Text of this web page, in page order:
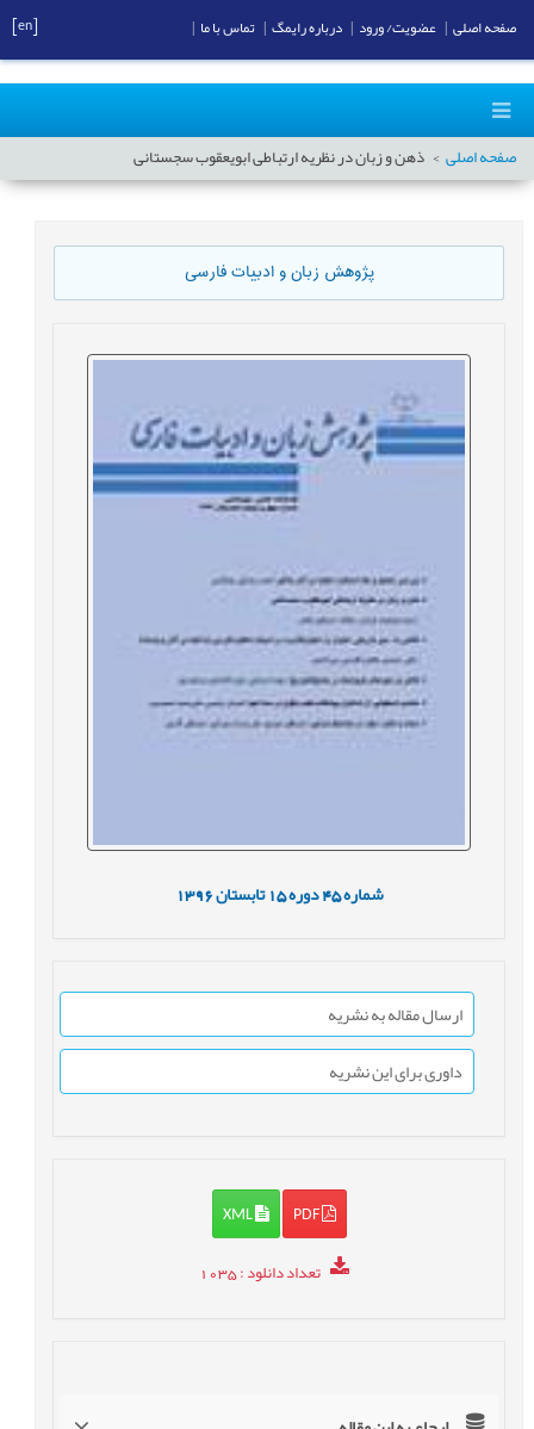
صفحه اصلی ذهن و زبان در نظریه ارتباطی ابویعقوب سجستانی
پژوهش زبان و ادبیات فارسی
شماره45 دوره15 تابستان1396
ارسال مقاله به نشریه
داوری برای این نشریه
PDF
XML
تعداد دانلود: 1035
صفحه اصلی عضویت/ ورود درباره رایمگ تماس با ما